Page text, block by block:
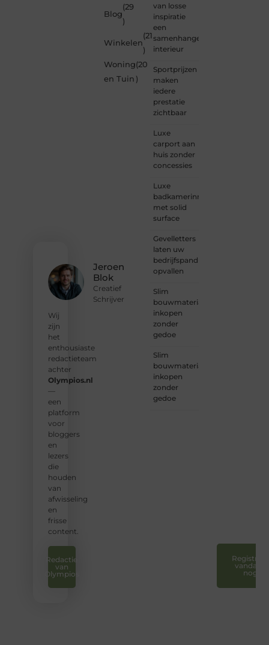
Jeroen
Blok
Creatief
Schrijver
Wij
zijn
het
enthousiaste
redactieteam
achter
Olympios.nl
—
een
platform
voor
bloggers
en
lezers
die
houden
van
afwisseling
en
frisse
content.
Redactie
van
Olympios
Blog
(29
)
Winkelen
(21
)
Woning
en Tuin
(20
)
van losse
inspiratie
een
samenhangend
interieur
Sportprijzen
maken
iedere
prestatie
zichtbaar
Luxe
carport aan
huis zonder
concessies
Luxe
badkamerinrichting
met solid
surface
Gevelletters
laten uw
bedrijfspand
opvallen
Slim
bouwmaterialen
inkopen
zonder
gedoe
Slim
bouwmaterialen
inkopen
zonder
gedoe
Registreer
vandaag
nog